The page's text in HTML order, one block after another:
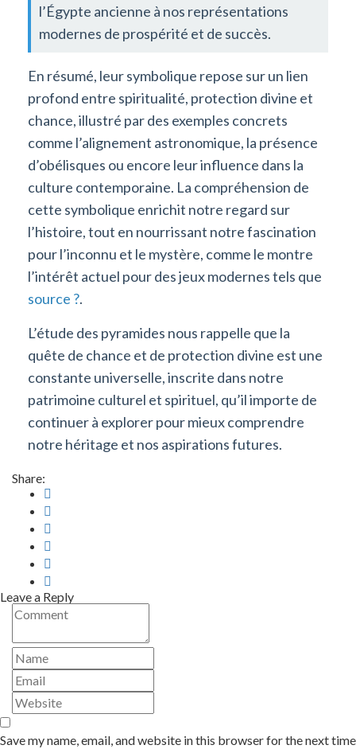
l’Égypte ancienne à nos représentations
modernes de prospérité et de succès.
En résumé, leur symbolique repose sur un lien
profond entre spiritualité, protection divine et
chance, illustré par des exemples concrets
comme l’alignement astronomique, la présence
d’obélisques ou encore leur influence dans la
culture contemporaine. La compréhension de
cette symbolique enrichit notre regard sur
l’histoire, tout en nourrissant notre fascination
pour l’inconnu et le mystère, comme le montre
l’intérêt actuel pour des jeux modernes tels que
source ?.
L’étude des pyramides nous rappelle que la
quête de chance et de protection divine est une
constante universelle, inscrite dans notre
patrimoine culturel et spirituel, qu’il importe de
continuer à explorer pour mieux comprendre
notre héritage et nos aspirations futures.
Share:
Leave a Reply
Save my name, email, and website in this browser for the next time